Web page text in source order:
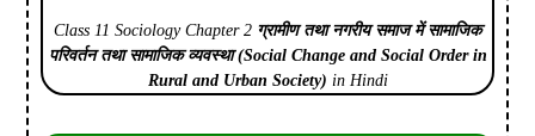
Class 11 Sociology Chapter 2 ग्रामीण तथा नगरीय समाज में सामाजिक
परिवर्तन तथा सामाजिक व्यवस्था (Social Change and Social Order in
Rural and Urban Society) in Hindi